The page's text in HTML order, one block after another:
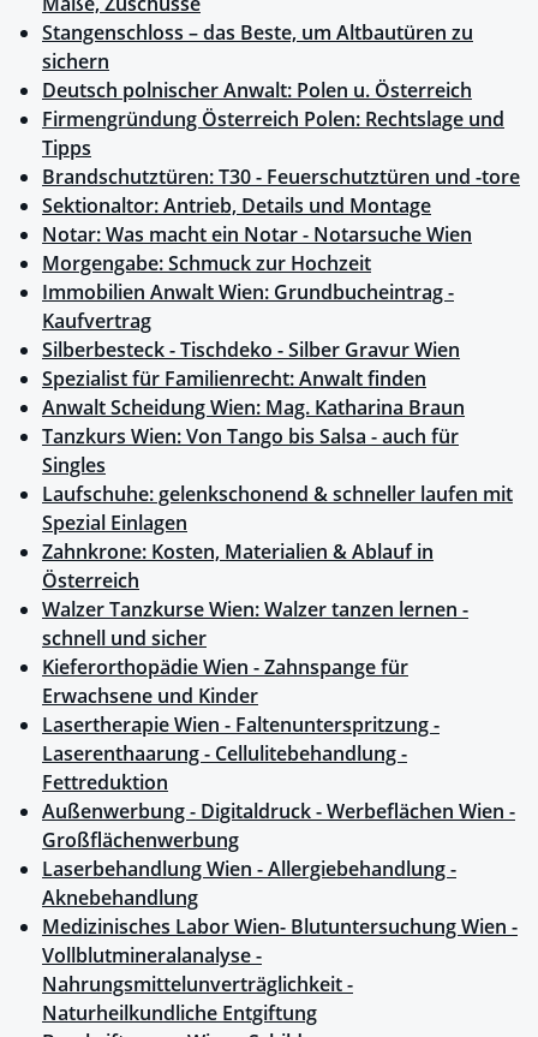
Stangenschloss – das Beste, um Altbautüren zu
sichern
Deutsch polnischer Anwalt: Polen u. Österreich
Firmengründung Österreich Polen: Rechtslage und
Tipps
Brandschutztüren: T30 - Feuerschutztüren und -tore
Sektionaltor: Antrieb, Details und Montage
Notar: Was macht ein Notar - Notarsuche Wien
Morgengabe: Schmuck zur Hochzeit
Immobilien Anwalt Wien: Grundbucheintrag -
Kaufvertrag
Silberbesteck - Tischdeko - Silber Gravur Wien
Spezialist für Familienrecht: Anwalt finden
Anwalt Scheidung Wien: Mag. Katharina Braun
Tanzkurs Wien: Von Tango bis Salsa - auch für
Singles
Laufschuhe: gelenkschonend & schneller laufen mit
Spezial Einlagen
Zahnkrone: Kosten, Materialien & Ablauf in
Österreich
Walzer Tanzkurse Wien: Walzer tanzen lernen -
schnell und sicher
Kieferorthopädie Wien - Zahnspange für
Erwachsene und Kinder
Lasertherapie Wien - Faltenunterspritzung -
Laserenthaarung - Cellulitebehandlung -
Fettreduktion
Außenwerbung - Digitaldruck - Werbeflächen Wien -
Großflächenwerbung
Laserbehandlung Wien - Allergiebehandlung -
Aknebehandlung
Medizinisches Labor Wien- Blutuntersuchung Wien -
Vollblutmineralanalyse -
Nahrungsmittelunverträglichkeit -
Naturheilkundliche Entgiftung